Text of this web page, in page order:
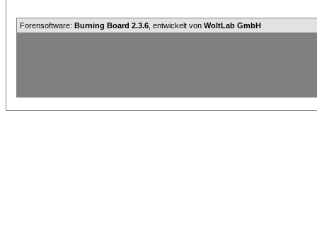
Forensoftware: Burning Board 2.3.6 , entwickelt von WoltLab GmbH